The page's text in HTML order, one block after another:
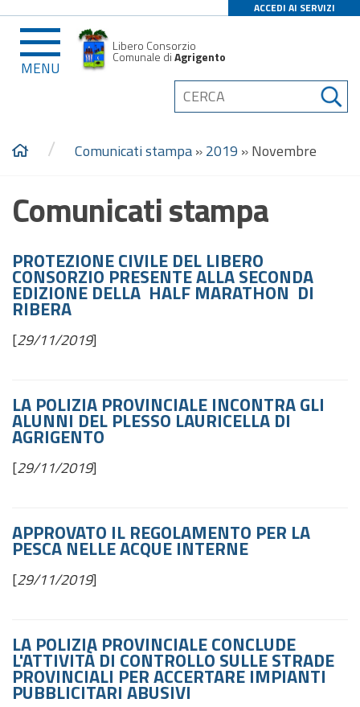
ACCEDI AI SERVIZI
MENU
Libero Consorzio
Comunale diAgrigento
/ Comunicati stampa»2019 »Novembre
Comunicati stampa
PROTEZIONE CIVILE DEL LIBERO
CONSORZIO PRESENTE ALLA SECONDA
EDIZIONE DELLA HALF MARATHON DI
RIBERA
[29/11/2019]
LA POLIZIA PROVINCIALE INCONTRA GLI
ALUNNI DEL PLESSO LAURICELLA DI
AGRIGENTO
[29/11/2019]
APPROVATO IL REGOLAMENTO PER LA
PESCA NELLE ACQUE INTERNE
[29/11/2019]
LA POLIZIA PROVINCIALE CONCLUDE
L'ATTIVITÀ DI CONTROLLO SULLE STRADE
PROVINCIALI PER ACCERTARE IMPIANTI
PUBBLICITARI ABUSIVI